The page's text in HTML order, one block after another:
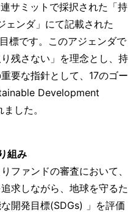
サミットで採択された「持
ンダ」にて記載された
標です。このアジェンダで
残さない」を理念とし、持
要な指針として、17のゴー
Development
した。
組み
ファンドの審査において、
求しながら、地球を守るた
開発目標(SDGs) 」を評価